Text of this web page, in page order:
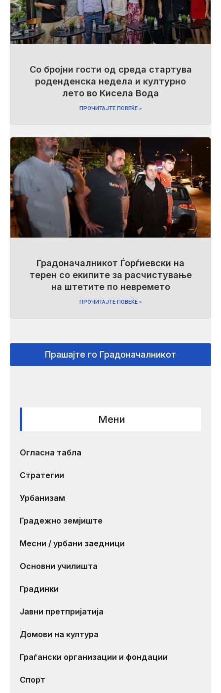
Со бројни гости од среда стартува
роденденска недела и културно
лето во Кисела Вода
ПРОЧИТАЈТЕ ПОВЕЌЕ »
Градоначалникот Ѓорѓиевски на
терен со екипите за расчистување
на штетите по невремето
ПРОЧИТАЈТЕ ПОВЕЌЕ »
Прашајте го Градоначалникот
Мени
Огласна табла
Стратегии
Урбанизам
Градежно земјиште
Месни / урбани заедници
Основни училишта
Градинки
Јавни претпријатија
Домови на култура
Граѓански организации и фондации
Спорт